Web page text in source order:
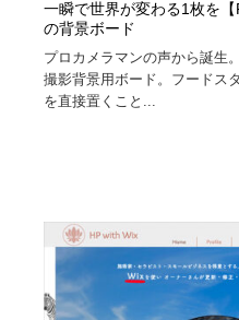
一瞬で世界が変わる1枚を
の背景ボード
プロカメラマンの声から誕生
撮影背景用ボード。フードス
を直接置くこと...